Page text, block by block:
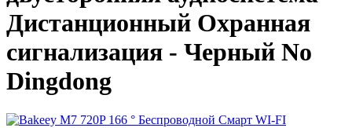
Дистанционный Охранная
сигнализация - Черный No
Dingdong